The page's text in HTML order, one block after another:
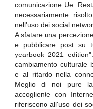
comunicazione Ue.
necessariamente
nell'uso dei social
A sfatare una
e pubblicare post su
yearbook 2021
cambiamento culturale
e al ritardo nella
Meglio di noi pure
accogliente con
riferiscono all'uso dei